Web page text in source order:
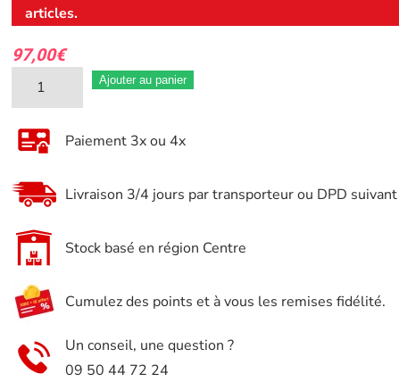
articles.
97,00€
quantité
de
Huile
Moteur
10w60
Motul
300V
5L
110865
Ajouter au panier
Paiement 3x ou 4x
Livraison 3/4 jours par transporteur ou DPD
Stock basé en région Centre
Cumulez des points et à vous les remises fidélité.
Un conseil, une question ?
09 50 44 72 24